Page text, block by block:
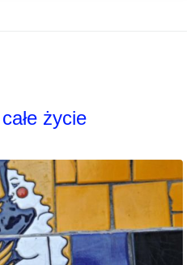
życie